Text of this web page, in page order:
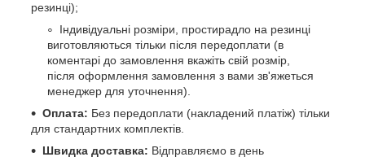
резинці);
Індивідуальні розміри, простирадло на резинці
виготовляються тільки після передоплати (в
коментарі до замовлення вкажіть свій розмір,
після оформлення замовлення з вами зв'яжеться
менеджер для уточнення).
Оплата: Без передоплати (накладений платіж) тільки
для стандартних комплектів.
Швидка доставка: Відправляємо в день